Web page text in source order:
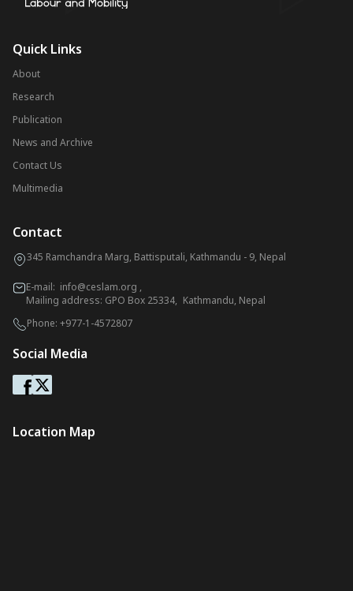
Quick Links
About
Research
Publication
News and Archive
Contact Us
Multimedia
Contact
345 Ramchandra Marg, Battisputali, Kathmandu - 9, Nepal
E-mail: info@ceslam.org ,
Mailing address: GPO Box 25334, Kathmandu, Nepal
Phone: +977-1-4572807
Social Media
Location Map